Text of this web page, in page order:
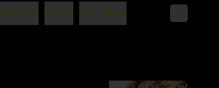
Para Tomar Patadog Cups (salsas)